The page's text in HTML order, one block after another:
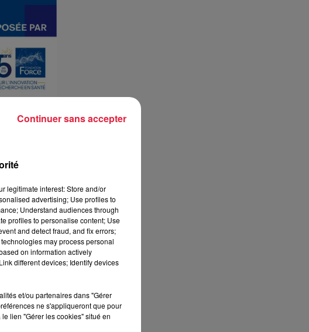
science
avec vous
legitimate interest: Store and/or
advertising; Use profiles to
Understand audiences through
profiles to personalise content; Use
and detect fraud, and fix errors;
may process personal
on information actively
different devices; Identify devices
et/ou partenaires dans "Gérer
ne s'appliqueront que pour
lien "Gérer les cookies" situé en
Continuer sans accepter